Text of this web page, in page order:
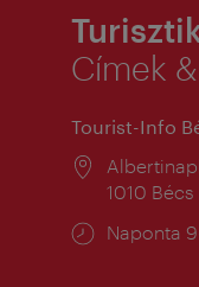
Címek
Tourist-Info
Helyszín:
1010 Bécs
Nyitva
Naponta